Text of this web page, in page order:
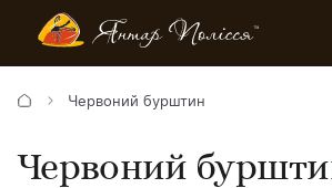
Червоний бурштин
Червоний